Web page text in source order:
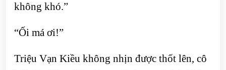
không khó.”
“Ối má ơi!”
Triệu Vạn Kiều không nhịn được thốt lên, cô